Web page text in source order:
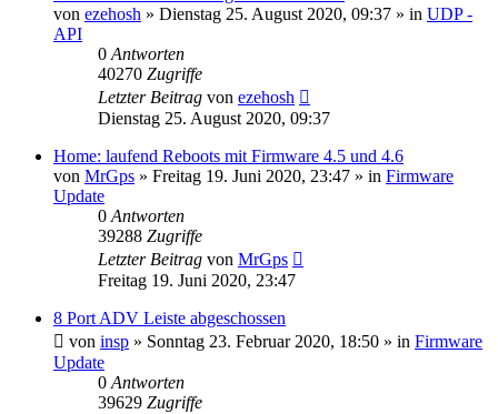
von ezehosh » Dienstag 25. August 2020, 09:37 » in UDP -
API
0 Antworten
40270 Zugriffe
Letzter Beitrag von ezehosh
Dienstag 25. August 2020, 09:37
Home: laufend Reboots mit Firmware 4.5 und 4.6
von MrGps » Freitag 19. Juni 2020, 23:47 » in Firmware
Update
0 Antworten
39288 Zugriffe
Letzter Beitrag von MrGps
Freitag 19. Juni 2020, 23:47
8 Port ADV Leiste abgeschossen
von insp » Sonntag 23. Februar 2020, 18:50 » in Firmware
Update
0 Antworten
39629 Zugriffe